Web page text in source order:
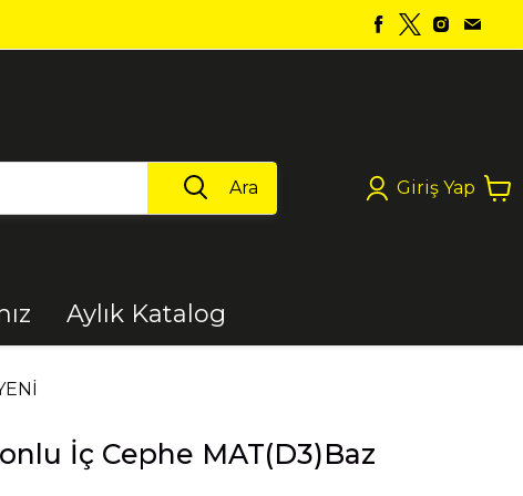
Ara Giriş Yap
Boya
Elektrikli Aletler
Aylık Katalog
İç Cephe MAT(D3)Baz